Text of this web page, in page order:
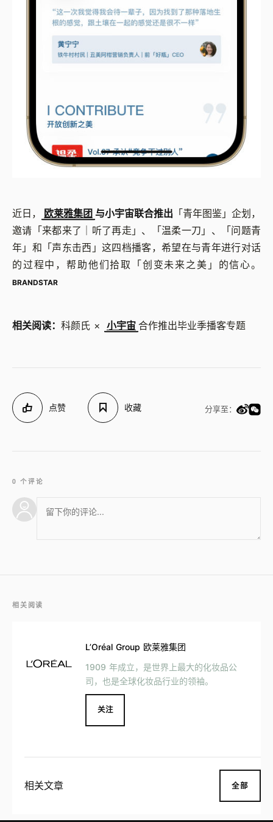
近日， 欧莱雅集团 与小宇宙联合推出 「青年图鉴」企划，
邀请「来都来了｜听了再走」、「温柔一刀」、「问题青
年」和「声东击西」这四档播客，希望在与青年进行对话
的过程中，帮助他们拾取「创变未来之美」的信心。
BRANDSTAR
相关阅读： 科颜氏 × 小宇宙 合作推出毕业季播客专题
点赞 收藏 分享至：
0 个评论
相关阅读
L’Oréal Group 欧莱雅集团
1909 年成立，是世界上最大的化妆品公
司，也是全球化妆品行业的领袖。
关注
相关文章 全部